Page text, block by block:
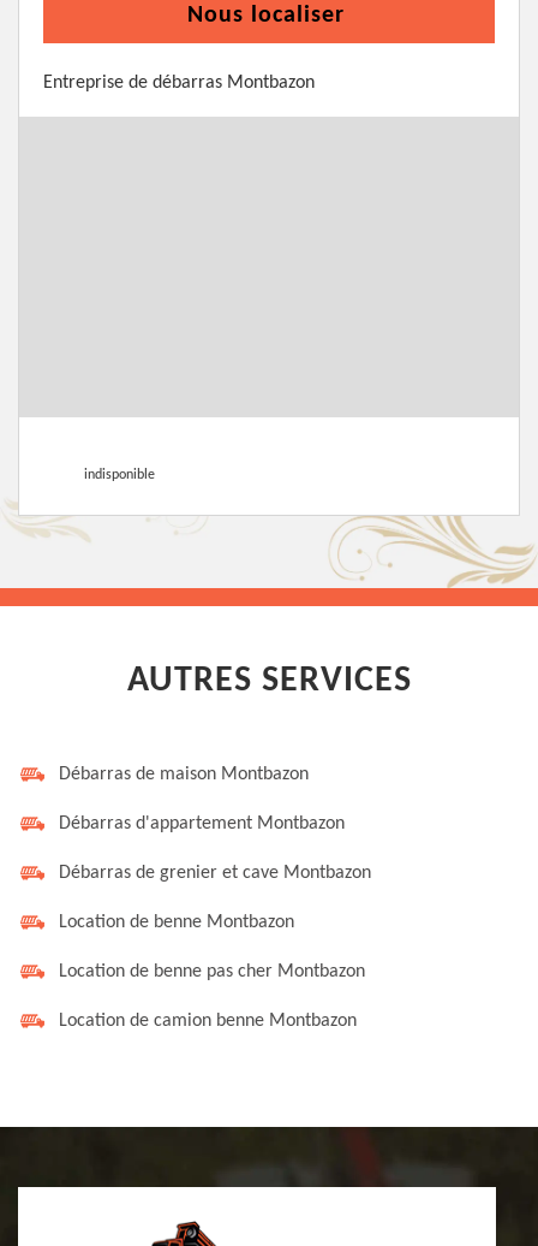
Nous localiser
Entreprise de débarras Montbazon
indisponible
AUTRES SERVICES
Débarras de maison Montbazon
Débarras d'appartement Montbazon
Débarras de grenier et cave Montbazon
Location de benne Montbazon
Location de benne pas cher Montbazon
Location de camion benne Montbazon